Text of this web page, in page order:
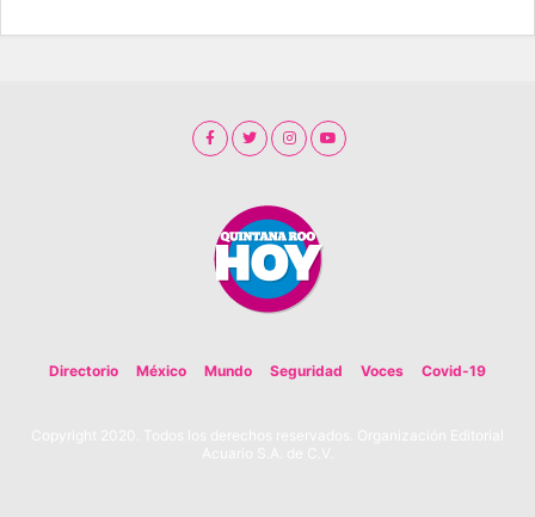
Directorio México Mundo Seguridad Voces Covid-19